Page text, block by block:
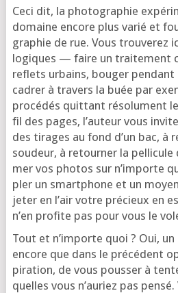
Ceci dit, la pho­to­gra­phie
domaine encore plus varié et
gra­phie de rue. Vous trou­ve­rez
logiques — faire un trai­te­ment
reflets urbains, bou­ger pen­dant
cadrer à tra­vers la buée par
pro­cé­dés quit­tant réso­lu­ment
fil des pages, l’au­teur vous
des tirages au fond d’un bac, à
sou­deur, à retour­ner la pel­li­cule
mer vos pho­tos sur n’im­porte
pler un smart­phone et un
jeter en l’air votre pré­cieux en
n’en pro­fite pas pour vous le
Tout et n’im­porte quoi ? Oui,
encore que dans le pré­cé­dent
pi­ra­tion, de vous pous­ser à
quelles vous n’au­riez pas